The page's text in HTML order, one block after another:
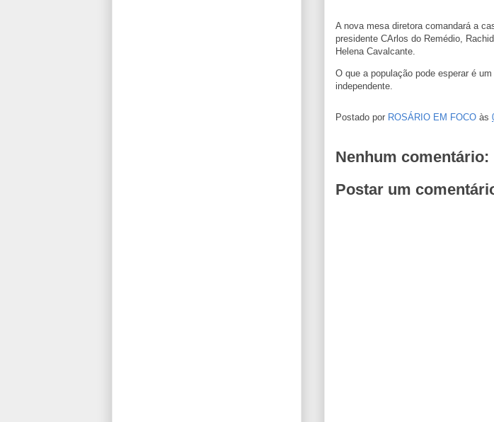
A nova mesa diretora comandará a
presidente CArlos do Remédio,
Helena Cavalcante.
O que a população pode esperar é
independente.
Postado por ROSÁRIO EM FOCO às
Nenhum comentário:
Postar um